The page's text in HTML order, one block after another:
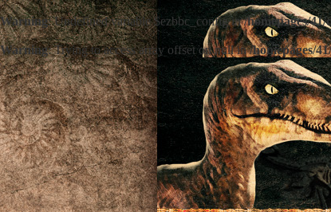
Warning: Undefined variable $ezbbc_config in/homepages/
Warning: Trying to access array offset on null in/homepages/